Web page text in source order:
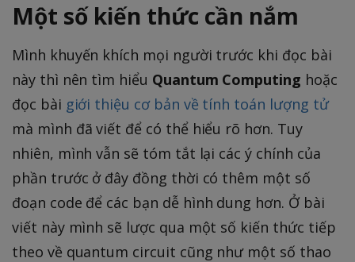
Một số kiến thức cần nắm
Mình khuyến khích mọi người trước khi đọc bài
này thì nên tìm hiểu Quantum Computing hoặc
đọc bài giới thiệu cơ bản về tính toán lượng tử
mà mình đã viết để có thể hiểu rõ hơn. Tuy
nhiên, mình vẫn sẽ tóm tắt lại các ý chính của
phần trước ở đây đồng thời có thêm một số
đoạn code để các bạn dễ hình dung hơn. Ở bài
viết này mình sẽ lược qua một số kiến thức tiếp
theo về quantum circuit cũng như một số thao